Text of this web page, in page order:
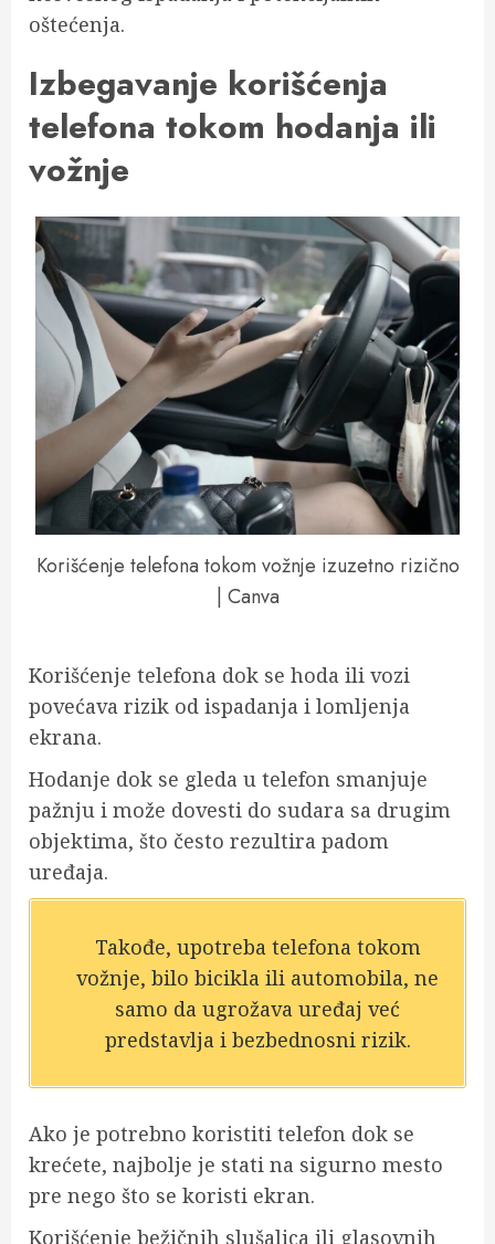
oštećenja.
Izbegavanje korišćenja
telefona tokom hodanja ili
vožnje
Korišćenje telefona tokom vožnje izuzetno rizično
| Canva
Korišćenje telefona dok se hoda ili vozi
povećava rizik od ispadanja i lomljenja
ekrana.
Hodanje dok se gleda u telefon smanjuje
pažnju i može dovesti do sudara sa drugim
objektima, što često rezultira padom
uređaja.
Takođe, upotreba telefona tokom
vožnje, bilo bicikla ili automobila, ne
samo da ugrožava uređaj već
predstavlja i bezbednosni rizik.
Ako je potrebno koristiti telefon dok se
krećete, najbolje je stati na sigurno mesto
pre nego što se koristi ekran.
Korišćenje bežičnih slušalica ili glasovnih